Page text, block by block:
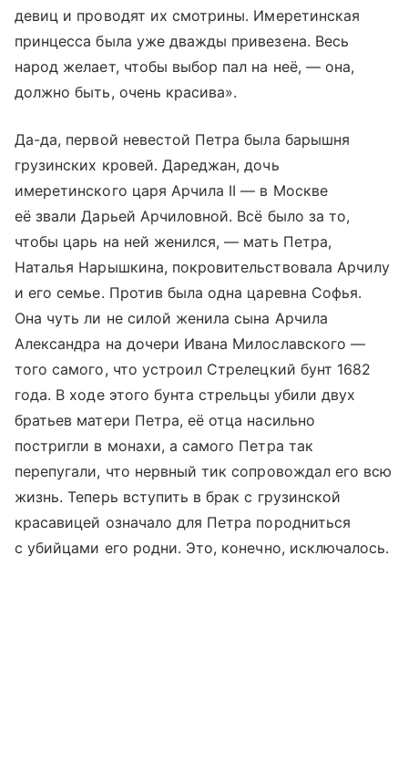
девиц и проводят их смотрины. Имеретинская
принцесса была уже дважды привезена. Весь
народ желает, чтобы выбор пал на неё, — она,
должно быть, очень красива».
Да-да, первой невестой Петра была барышня
грузинских кровей. Дареджан, дочь
имеретинского царя Арчила II — в Москве
её звали Дарьей Арчиловной. Всё было за то,
чтобы царь на ней женился, — мать Петра,
Наталья Нарышкина, покровительствовала Арчилу
и его семье. Против была одна царевна Софья.
Она чуть ли не силой женила сына Арчила
Александра на дочери Ивана Милославского —
того самого, что устроил Стрелецкий бунт 1682
года. В ходе этого бунта стрельцы убили двух
братьев матери Петра, её отца насильно
постригли в монахи, а самого Петра так
перепугали, что нервный тик сопровождал его всю
жизнь. Теперь вступить в брак с грузинской
красавицей означало для Петра породниться
с убийцами его родни. Это, конечно, исключалось.